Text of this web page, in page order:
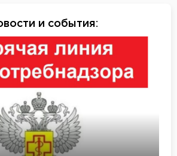
и события: